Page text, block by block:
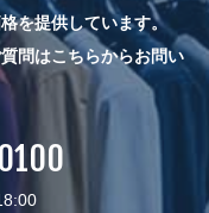
を提供しています。
問はこちらからお問い